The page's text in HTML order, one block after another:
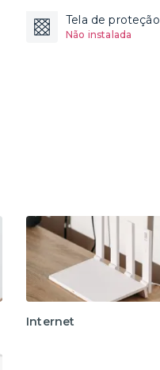
Tela de proteção
Não instalada
Internet